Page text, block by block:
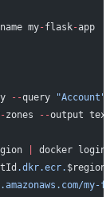
name my-flask-app
--query "Account"
-zones --output
docker
.dkr.ecr. $region
.amazonaws.com/